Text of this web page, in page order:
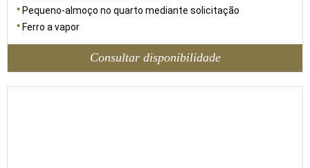
Pequeno-almoço no quarto mediante solicitação
Ferro a vapor
Consultar disponibilidade